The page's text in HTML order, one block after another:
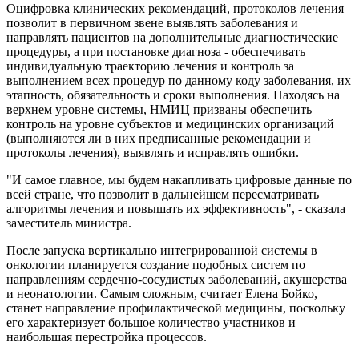
Оцифровка клинических рекомендаций, протоколов лечения
позволит в первичном звене выявлять заболевания и
направлять пациентов на дополнительные диагностические
процедуры, а при постановке диагноза - обеспечивать
индивидуальную траекторию лечения и контроль за
выполнением всех процедур по данному коду заболевания, их
этапность, обязательность и сроки выполнения. Находясь на
верхнем уровне системы, НМИЦ призваны обеспечить
контроль на уровне субъектов и медицинских организаций
(выполняются ли в них предписанные рекомендации и
протоколы лечения), выявлять и исправлять ошибки.
"И самое главное, мы будем накапливать цифровые данные по
всей стране, что позволит в дальнейшем пересматривать
алгоритмы лечения и повышать их эффективность", - сказала
заместитель министра.
После запуска вертикально интегрированной системы в
онкологии планируется создание подобных систем по
направлениям сердечно-сосудистых заболеваний, акушерства
и неонатологии. Самым сложным, считает Елена Бойко,
станет направление профилактической медицины, поскольку
его характеризует большое количество участников и
наибольшая перестройка процессов.